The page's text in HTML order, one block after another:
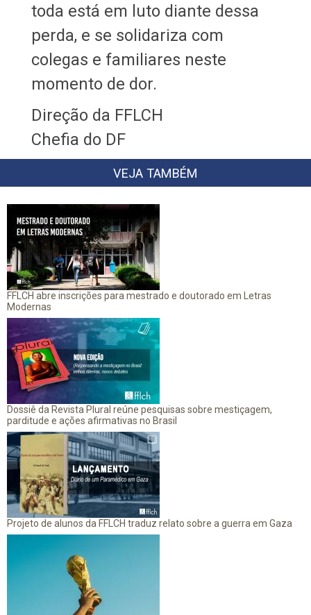
toda está em luto diante dessa
perda, e se solidariza com
colegas e familiares neste
momento de dor.
Direção da FFLCH
Chefia do DF
VEJA TAMBÉM
FFLCH abre inscrições para mestrado e doutorado em Letras
Modernas
Dossiê da Revista Plural reúne pesquisas sobre mestiçagem,
parditude e ações afirmativas no Brasil
Projeto de alunos da FFLCH traduz relato sobre a guerra em Gaza